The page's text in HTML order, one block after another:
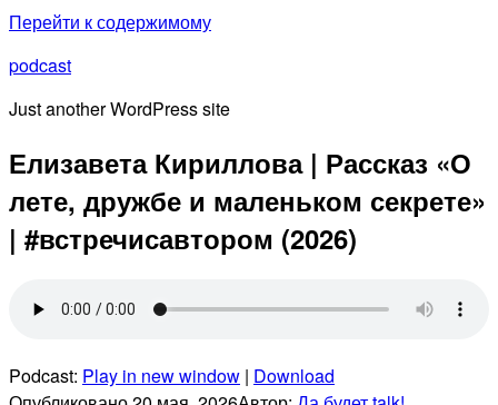
Перейти к содержимому
podcast
Just another WordPress site
Елизавета Кириллова | Рассказ «О
лете, дружбе и маленьком секрете»
| #встречисавтором (2026)
Podcast: Play in new window | Download